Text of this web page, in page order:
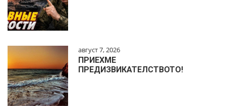
август 7, 2026
ПРИЕХМЕ
ПРЕДИЗВИКАТЕЛСТВОТО!